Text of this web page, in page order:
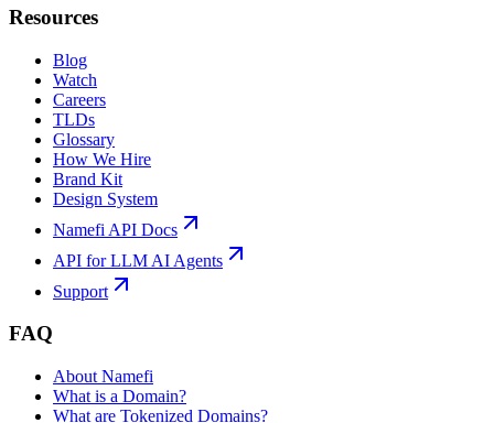
Resources
Blog
Watch
Careers
TLDs
Glossary
How We Hire
Brand Kit
Design System
Namefi API Docs
API for LLM AI Agents
Support
FAQ
About Namefi
What is a Domain?
What are Tokenized Domains?